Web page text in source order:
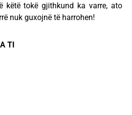
këtë tokë gjithkund ka varre, ato
nuk guxojnë të harrohen!
TI